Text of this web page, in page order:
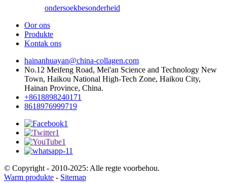
ondersoekbesonderheid
Oor ons
Produkte
Kontak ons
hainanhuayan@china-collagen.com
No.12 Meifeng Road, Mei'an Science and Technology New
Town, Haikou National High-Tech Zone, Haikou City,
Hainan Province, China.
+8618898240171
8618976999719
© Copyright - 2010-2025: Alle regte voorbehou.
Warm produkte - Sitemap